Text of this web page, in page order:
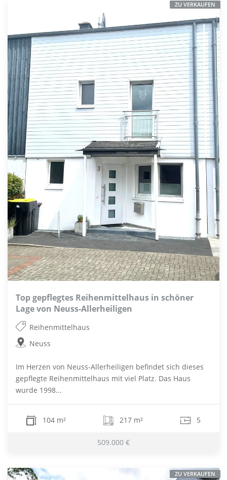
Top gepflegtes Reihenmittelhaus in schöner
Lage von Neuss-Allerheiligen
Reihenmittelhaus
Neuss
Im Herzen von Neuss-Allerheiligen befindet sich dieses
gepflegte Reihenmittelhaus mit viel Platz. Das Haus
wurde 1998...
104 m² 217 m² 5
509.000 €
ZU VERKAUFEN
ZU VERKAUFEN